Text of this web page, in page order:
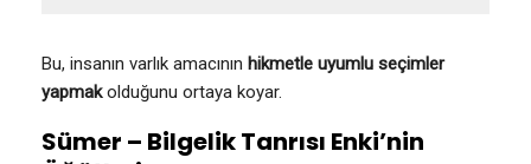
Bu, insanın varlık amacının hikmetle uyumlu seçimler
yapmakolduğunu ortaya koyar.
Sümer – Bilgelik Tanrısı Enki’nin